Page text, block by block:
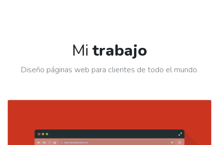
Mi trabajo
Diseño páginas web para clientes de todo el mundo.